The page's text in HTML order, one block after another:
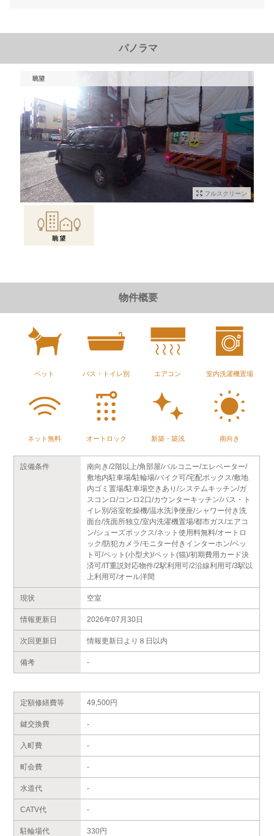
パノラマ
物件情報に戻る
眺望
フルスクリーン
物件概要
ペット バス・トイレ別 エアコン 室内洗濯機置場
ネット無料 オートロック 新築・築浅 南向き
設備条件
南向き/2階以上/角部屋/バルコニー/エレベーター/
敷地内駐車場/駐輪場/バイク可/宅配ボックス/敷地
内ゴミ置場/駐車場空きあり/システムキッチン/ガ
スコンロ/コンロ2口/カウンターキッチン/バス・ト
イレ別/浴室乾燥機/温水洗浄便座/シャワー付き洗
面台/洗面所独立/室内洗濯機置場/都市ガス/エアコ
ン/シューズボックス/ネット使用料無料/オートロ
ック/防犯カメラ/モニター付きインターホン/ペッ
ト可/ペット(小型犬)/ペット(猫)/初期費用カード決
済可/IT重説対応物件/2駅利用可/2沿線利用可/3駅以
上利用可/オール洋間
現状 空室
情報更新日 2026年07月30日
次回更新日 情報更新日より８日以内
備考 -
定額修繕費等 49,500円
鍵交換費 -
入町費 -
町会費 -
水道代 -
CATV代 -
駐輪場代 330円